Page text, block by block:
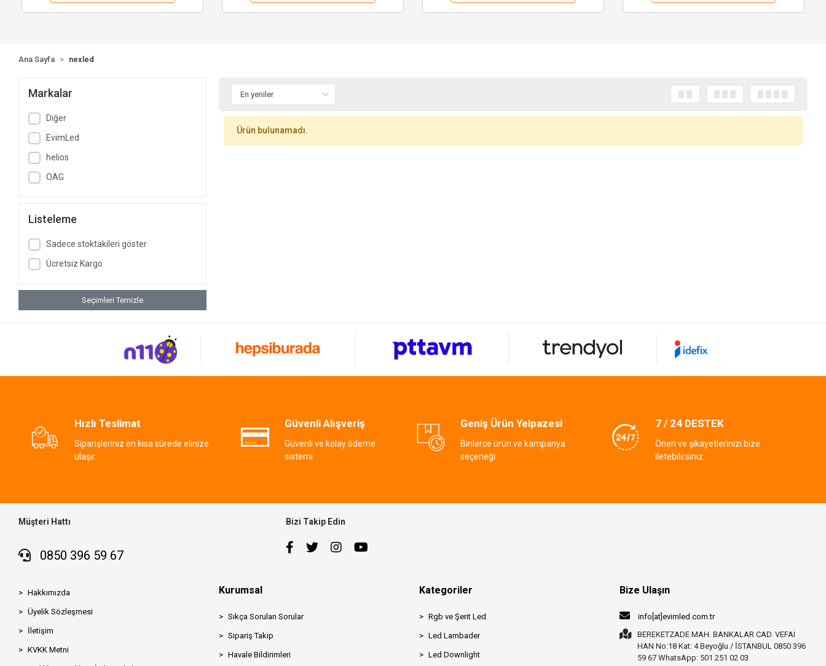
Ana Sayfa nexled
Markalar
Diğer
EvimLed
helios
OAG
Listeleme
Sadece stoktakileri göster
Ücretsiz Kargo
Seçimleri Temizle
Ürün bulunamadı.
Hızlı Teslimat
Siparişleriniz en kısa sürede elinize
ulaşır.
Güvenli Alışveriş
Güvenli ve kolay ödeme
sistemi
Geniş Ürün Yelpazesi
Binlerce ürün ve kampanya
seçeneği
7 / 24 DESTEK
Öneri ve şikayetlerinizi bize
iletebilirsiniz.
Müşteri Hattı
0850 396 59 67
Bizi Takip Edin
Hakkımızda
Üyelik Sözleşmesi
İletişim
KVKK Metni
Kurumsal
Sıkça Sorulan Sorular
Sipariş Takip
Havale Bildirimleri
Kategoriler
Rgb ve Şerit Led
Led Lambader
Led Downlight
Bize Ulaşın
info[at]evimled.com.tr
BEREKETZADE MAH. BANKALAR CAD. VEFAI
HAN No:18 Kat: 4 Beyoğlu / İSTANBUL 0850 396
59 67 WhatsApp: 501 251 02 03